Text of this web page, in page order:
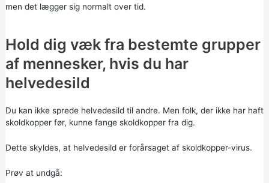
men det lægger sig normalt over tid.
Hold dig væk fra bestemte grupper
af mennesker, hvis du har
helvedesild
Du kan ikke sprede helvedesild til andre. Men folk, der ikke har haft
skoldkopper før, kunne fange skoldkopper fra dig.
Dette skyldes, at helvedesild er forårsaget af skoldkopper-virus.
Prøv at undgå: